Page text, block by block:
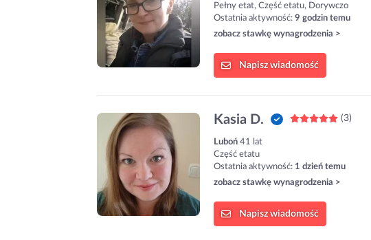
Pełny etat, Część etatu, Dorywczo
Ostatnia aktywność: 9 godzin temu
zobacz stawkę wynagrodzenia >
Napisz wiadomość
Kasia D. (3)
Luboń 41 lat
Część etatu
Ostatnia aktywność: 1 dzień temu
zobacz stawkę wynagrodzenia >
Napisz wiadomość